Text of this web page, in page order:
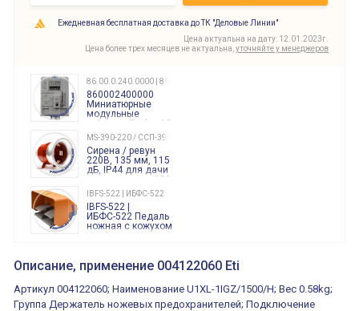
Ежедневная бесплатная доставка до ТК "Деловые Линии"
Цена актуальна на дату: 12.01.2023г.
Цена более трех месяцев не актуальна, уточняйте у менеджеров
86.00.0.240.0000 | 860002400000
860002400000
Миниатюрные
модульные
таймеры Finder, 12-
240 Вольт AC/DC
Finder
86.00.0.240.0000
MS-390-220 / ССП-390 220В
Сирена / ревун
220В, 135 мм, 115
дБ, IP44 для дачи
производства 220
Вольт звук ситены
"пожарная
тревога"
IBFS-522 | ИБФС-522
IBFS-522 |
ИБФС-522 Педаль
ножная с кожухом
двойная,
15Ампер 250В
XVR13M05L
Маячок
оранжевый
230VAC 130мм
ВКН8108
Описание, применение 004122060 Eti
Артикул 004122060; Наименование U1XL-1IGZ/1500/H; Вес 0.58kg;
Группа Держатель ножевых предохранителей; Подключение